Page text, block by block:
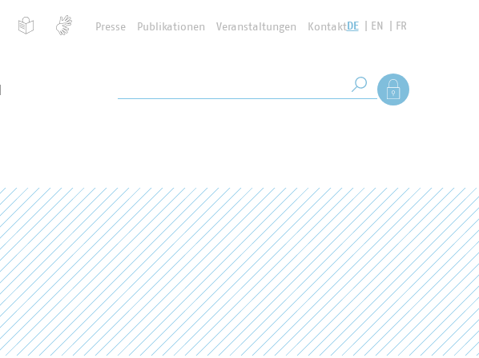
Presse Publikationen Veranstaltungen KontaktDE EN FR
Suche starten
Als Mitglied